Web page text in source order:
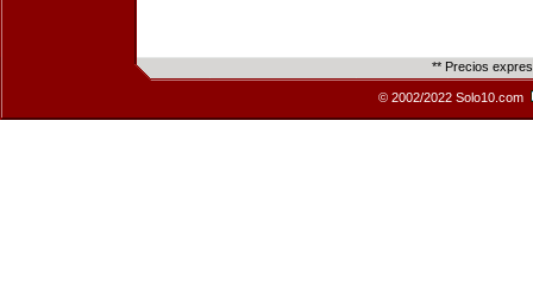
** Precios
© 2002/2022 Solo10.com